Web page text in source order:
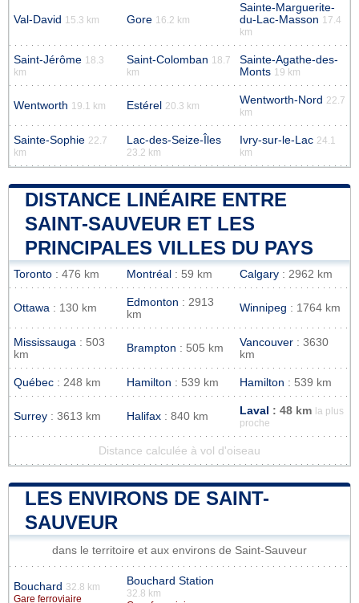
Val-David 15.3 km Gore 16.2 km
Sainte-Marguerite-
du-Lac-Masson 17.4
km
Saint-Jérôme 18.3
km
Saint-Colomban 18.7
km
Sainte-Agathe-des-
Monts 19 km
Wentworth 19.1 km Estérel 20.3 km Wentworth-Nord 22.7
km
Sainte-Sophie 22.7
km
Lac-des-Seize-Îles
23.2 km
Ivry-sur-le-Lac 24.1
km
DISTANCE LINÉAIRE ENTRE
SAINT-SAUVEUR ET LES
PRINCIPALES VILLES DU PAYS
Toronto : 476 km Montréal : 59 km Calgary : 2962 km
Ottawa : 130 km Edmonton : 2913
km
Winnipeg : 1764 km
Mississauga : 503
km
Brampton : 505 km Vancouver : 3630
km
Québec : 248 km Hamilton : 539 km Hamilton : 539 km
Surrey : 3613 km Halifax : 840 km Laval : 48 km
la plus
proche
Distance calculée à vol d'oiseau
LES ENVIRONS DE SAINT-
SAUVEUR
dans le territoire et aux environs de Saint-Sauveur
Bouchard 32.8 km
Gare ferroviaire
Bouchard Station
32.8 km